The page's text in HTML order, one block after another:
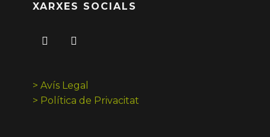
XARXES SOCIALS
> Avís Legal
> Política de Privacitat